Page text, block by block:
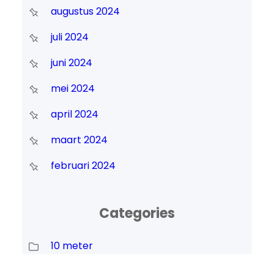
augustus 2024
juli 2024
juni 2024
mei 2024
april 2024
maart 2024
februari 2024
Categories
10 meter